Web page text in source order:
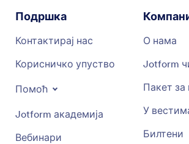
Подршка
Контактирај нас
Корисничко упуство
Помоћ
Jotform академија
Вебинари
О нама
Jotform
Пакет за
У
Билтени